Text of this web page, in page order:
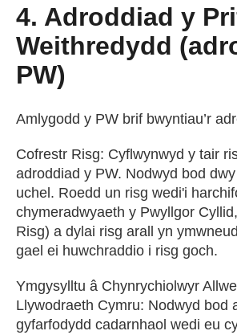
4. Adroddiad y
Weithredydd
PW)
Amlygodd y PW brif bwyntiau’r
Cofrestr Risg: Cyflwynwyd y tair
adroddiad y PW. Nodwyd bod
uchel. Roedd un risg wedi'i
chymeradwyaeth y Pwyllgor
Risg) a dylai risg arall yn
gael ei huwchraddio i risg goch.
Ymgysylltu â Chynrychiolwyr
Llywodraeth Cymru: Nodwyd bod
gyfarfodydd cadarnhaol wedi eu